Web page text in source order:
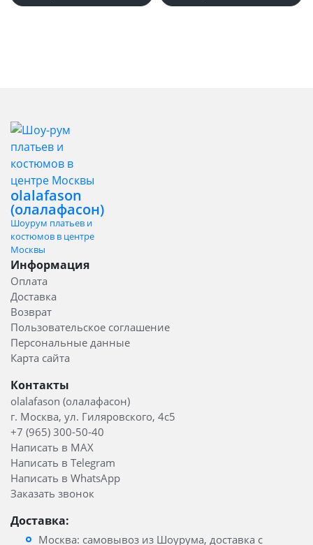
olalafason
(олалафасон)
Шоурум платьев и
костюмов в центре
Москвы
Информация
Оплата
Доставка
Возврат
Пользовательское соглашение
Персональные данные
Карта сайта
Контакты
olalafason (олалафасон)
г. Москва, ул. Гиляровского, 4с5
+7 (965) 300-50-40
Написать в MAX
Написать в Telegram
Написать в WhatsApp
Заказать звонок
Доставка:
Москва: самовывоз из Шоурума, доставка с